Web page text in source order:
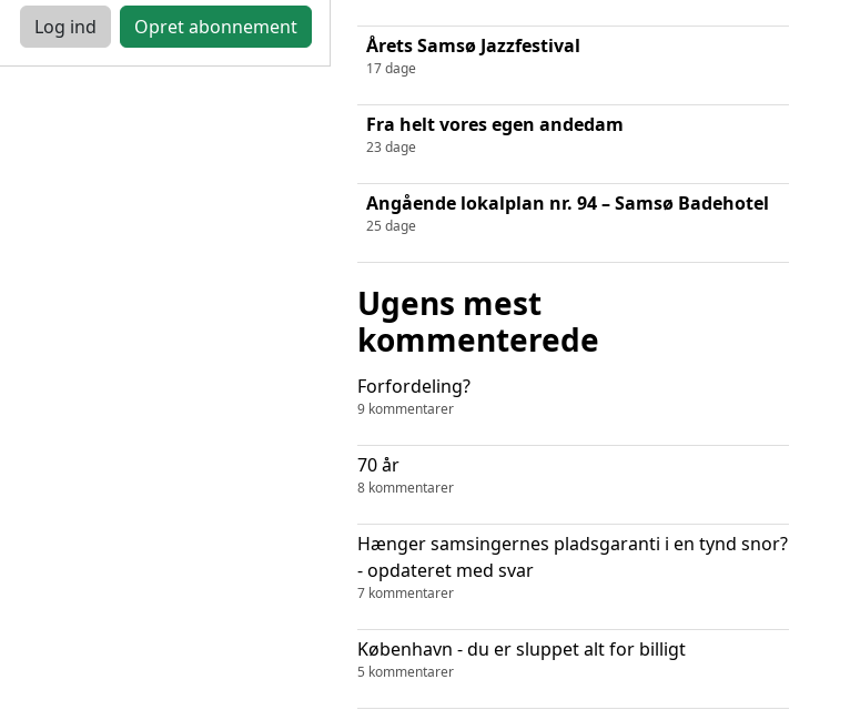
Log ind
Årets Samsø Jazzfestival
17 dage
Fra helt vores egen andedam
23 dage
Angående lokalplan nr. 94 – Samsø Badehotel
25 dage
Ugens mest
kommenterede
Forfordeling?
9 kommentarer
70 år
8 kommentarer
Hænger samsingernes pladsgaranti i en tynd snor?
- opdateret med svar
7 kommentarer
København - du er sluppet alt for billigt
5 kommentarer